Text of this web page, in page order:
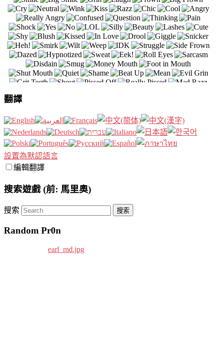
翻譯
設置為默認語言
編輯翻譯
搜索遊戲 (前: 馬里奧)
搜索
Random Pr0n